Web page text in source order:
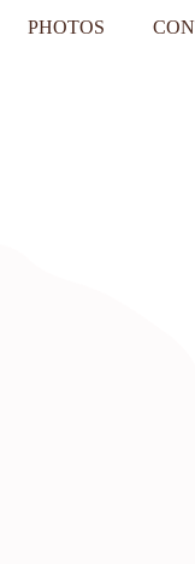
PHOTOS